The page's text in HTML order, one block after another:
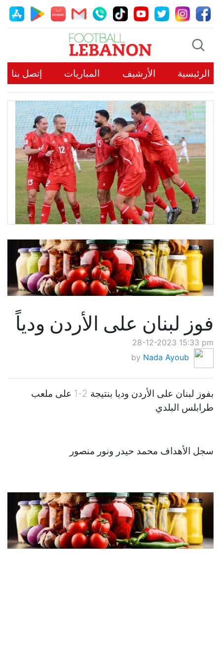
الرئيسية الأرشيف المباريات إتصل بنا
فوز لبنان على الأردن ودياً
28-12-2023 15:33 pm
by Nada Ayoub
بفوز لبنان على الأردن وديا بنتيجة 2-1 على ملعب
طرابلس البلدي.
سجل الأهداف محمد حيدر ونور منصور